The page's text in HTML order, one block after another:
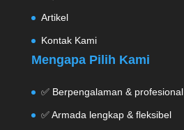
Artikel
Kontak Kami
Mengapa Pilih Kami
✅ Berpengalaman & profesional
✅ Armada lengkap & fleksibel